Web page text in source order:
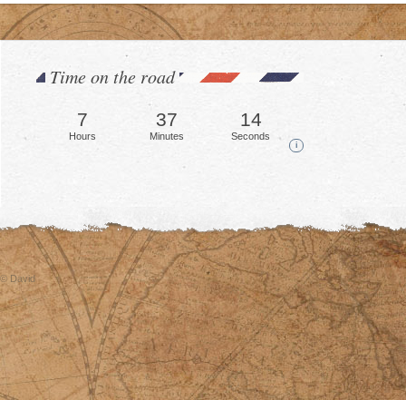
Time on the road
7
Hours
37
Minutes
15
Seconds
i
© David